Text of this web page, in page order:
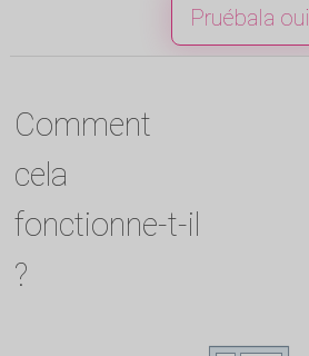
Pruébala oui
Comment
cela
fonctionne-t-il
?